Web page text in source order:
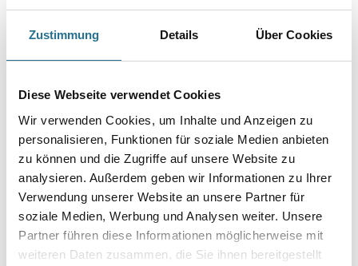
Zustimmung Details Über Cookies
Diese Webseite verwendet Cookies
Wir verwenden Cookies, um Inhalte und Anzeigen zu
personalisieren, Funktionen für soziale Medien anbieten
zu können und die Zugriffe auf unsere Website zu
analysieren. Außerdem geben wir Informationen zu Ihrer
Verwendung unserer Website an unsere Partner für
soziale Medien, Werbung und Analysen weiter. Unsere
Partner führen diese Informationen möglicherweise mit
weiteren Daten zusammen, die Sie ihnen bereitgestellt
Länge in centimeter
Gebinde
Umrechnungsfaktoren